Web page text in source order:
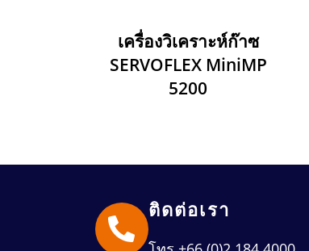
เครื่องวิเคราะห์ก๊าซ
SERVOFLEX MiniMP
5200
ติดต่อเรา